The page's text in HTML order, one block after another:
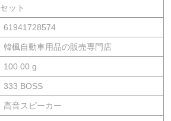
セット
61941728574
韓楓自動車用品の販売専門店
100.00 g
333 BOSS
高音スピーカー